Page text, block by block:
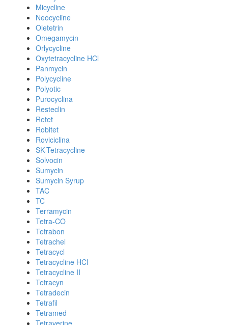
Micycline
Neocycline
Oletetrin
Omegamycin
Orlycycline
Oxytetracycline HCl
Panmycin
Polycycline
Polyotic
Purocyclina
Resteclin
Retet
Robitet
Roviciclina
SK-Tetracycline
Solvocin
Sumycin
Sumycin Syrup
TAC
TC
Terramycin
Tetra-CO
Tetrabon
Tetrachel
Tetracycl
Tetracycline HCl
Tetracycline II
Tetracyn
Tetradecin
Tetrafil
Tetramed
Tetraverine